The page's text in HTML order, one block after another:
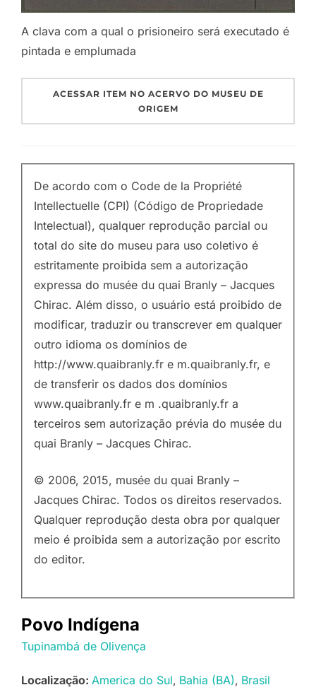
A clava com a qual o prisioneiro será executado é
pintada e emplumada
ACESSAR ITEM NO ACERVO DO MUSEU DE
ORIGEM
De acordo com o Code de la Propriété
Intellectuelle (CPI) (Código de Propriedade
Intelectual), qualquer reprodução parcial ou
total do site do museu para uso coletivo é
estritamente proibida sem a autorização
expressa do musée du quai Branly – Jacques
Chirac. Além disso, o usuário está proibido de
modificar, traduzir ou transcrever em qualquer
outro idioma os domínios de
http://www.quaibranly.fr e m.quaibranly.fr, e
de transferir os dados dos domínios
www.quaibranly.fr e m .quaibranly.fr a
terceiros sem autorização prévia do musée du
quai Branly – Jacques Chirac.
© 2006, 2015, musée du quai Branly –
Jacques Chirac. Todos os direitos reservados.
Qualquer reprodução desta obra por qualquer
meio é proibida sem a autorização por escrito
do editor.
Povo Indígena
Tupinambá de Olivença
Localização: America do Sul Bahia (BA) Brasil